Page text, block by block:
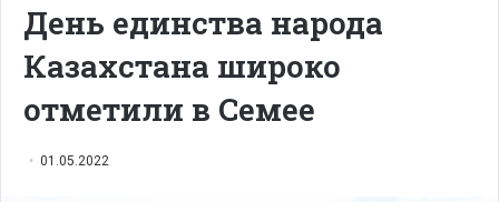
День единства народа
Казахстана широко
отметили в Семее
01.05.2022